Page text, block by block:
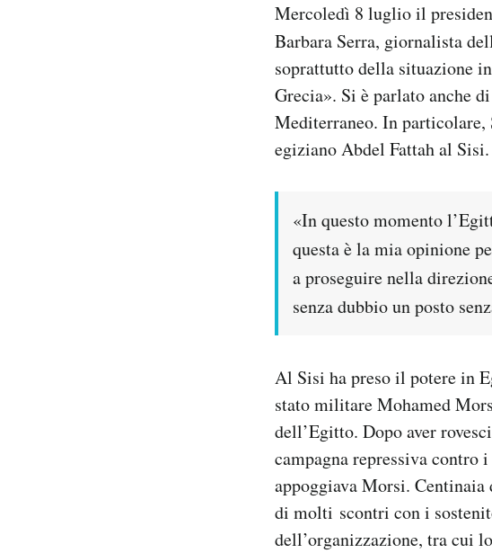
Mercoledì 8 luglio il
Barbara Serra, giornalista
soprattutto della situazione
Grecia». Si è parlato anche
Mediterraneo. In particolare,
egiziano Abdel Fattah al
«In questo momento
questa è la mia opinione
a proseguire nella
senza dubbio un posto
Al Sisi ha preso il potere in
stato militare Mohamed
dell’Egitto. Dopo aver
campagna repressiva
appoggiava Morsi. Centinaia
di molti scontri con i
dell’organizzazione, tra cui